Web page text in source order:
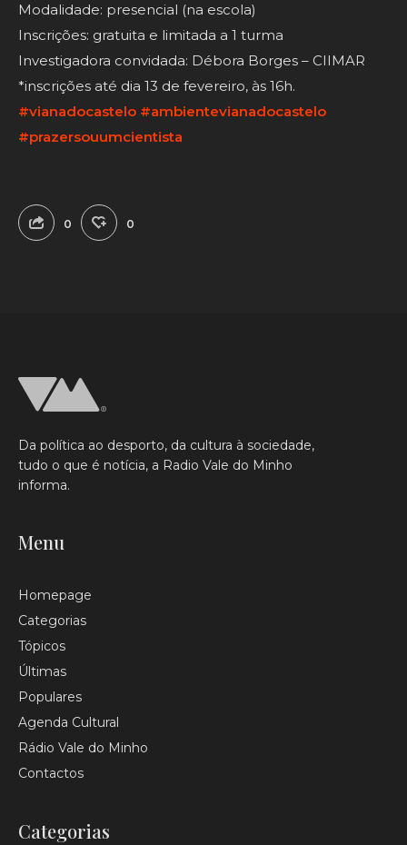
Modalidade: presencial (na escola)
Inscrições: gratuita e limitada a 1 turma
Investigadora convidada: Débora Borges – CIIMAR
*inscrições até dia 13 de fevereiro, às 16h.
#vianadocastelo #ambientevianadocastelo
#prazersouumcientista
0 0
Da política ao desporto, da cultura à sociedade,
tudo o que é notícia, a Radio Vale do Minho
informa.
Menu
Homepage
Categorias
Tópicos
Últimas
Populares
Agenda Cultural
Rádio Vale do Minho
Contactos
Categorias